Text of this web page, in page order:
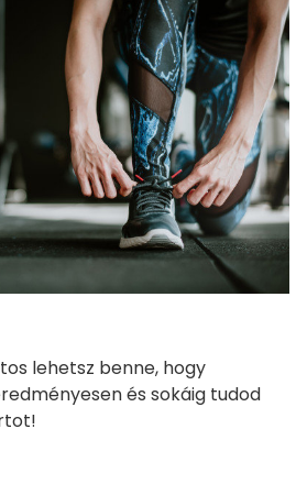
lehetsz benne, hogy
és sokáig tudod